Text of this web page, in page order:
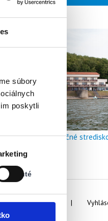
súbory
poskytli
Vypnuté
Stav:
Vypnuté
a rekreačné
Kontakty